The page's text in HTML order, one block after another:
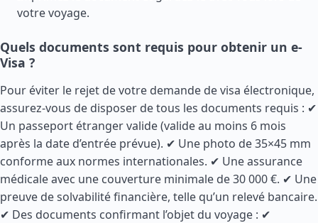
votre voyage.
Quels documents sont requis pour obtenir un e-
Visa ?
Pour éviter le rejet de votre demande de visa électronique,
assurez-vous de disposer de tous les documents requis : ✔
Un passeport étranger valide (valide au moins 6 mois
après la date d’entrée prévue). ✔ Une photo de 35×45 mm
conforme aux normes internationales. ✔ Une assurance
médicale avec une couverture minimale de 30 000 €. ✔ Une
preuve de solvabilité financière, telle qu’un relevé bancaire.
✔ Des documents confirmant l’objet du voyage : ✔